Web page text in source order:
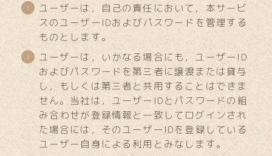
ユーザーは，自己の責任において，本サービ
スのユーザーIDおよびパスワードを管理する
ものとします。
ユーザーは，いかなる場合にも，ユーザーID
およびパスワードを第三者に譲渡または貸与
し，もしくは第三者と共用することはできま
せん。当社は，ユーザーIDとパスワードの組
み合わせが登録情報と一致してログインされ
た場合には，そのユーザーIDを登録している
ユーザー自身による利用とみなします。